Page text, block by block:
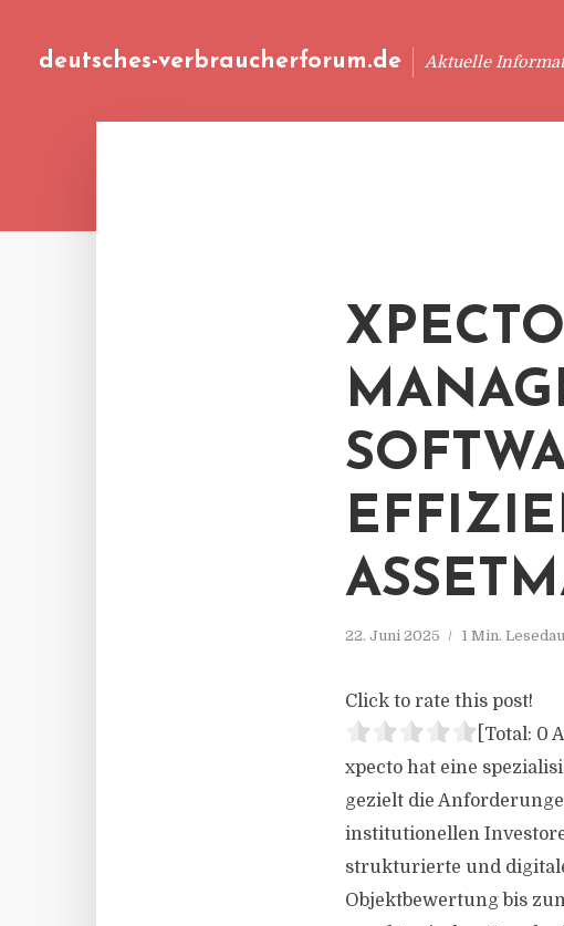
deutsches-verbraucherforum.de Aktuelle
22. Juni 2025 1 Min.
Click to rate this post!
[Total: 0
xpecto hat eine
gezielt die
institutionellen
strukturierte und
Objektbewertung bis